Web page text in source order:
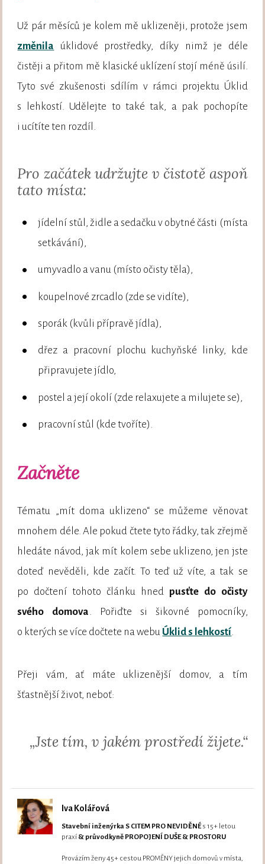
Už pár měsíců je kolem mě uklizeněji, protože jsem
změnila úklidové prostředky, díky nimž je déle
čistěji a přitom mě klasické uklízení stojí méně úsilí.
Tyto své zkušenosti sdílím v rámci projektu Úklid
s lehkostí. Udělejte to také tak, a pak pochopíte
i ucítíte ten rozdíl.
Pro začátek udržujte v čistotě aspoň
tato místa:
jídelní stůl, židle a sedačku v obytné části (místa
setkávání),
umyvadlo a vanu (místo očisty těla),
koupelnové zrcadlo (zde se vidíte),
sporák (kvůli přípravě jídla),
dřez a pracovní plochu kuchyňské linky, kde
připravujete jídlo,
postel a její okolí (zde relaxujete a milujete se),
pracovní stůl (kde tvoříte).
Začněte
Tématu „mít doma uklizeno“ se můžeme věnovat
mnohem déle. Ale pokud čtete tyto řádky, tak zřejmě
hledáte návod, jak mít kolem sebe uklizeno, jen jste
doteď nevěděli, kde začít. To teď už víte, a tak se
po dočtení tohoto článku hnedpusťte do očisty
svého domova. Pořiďte si šikovné pomocníky,
o kterých se více dočtete na webu Úklid s lehkostí.
Přeji vám, ať máte uklizenější domov, a tím
šťastnější život, neboť:
„Jste tím, v jakém prostředí žijete.“
Iva Kolářová
Stavební inženýrka S CITEM PRO NEVIDĚNÉs 15+ letou
praxí & průvodkyně PROPOJENÍ DUŠE & PROSTORU
Provázím ženy 45+ cestou PROMĚNY jejich domovů v místa,